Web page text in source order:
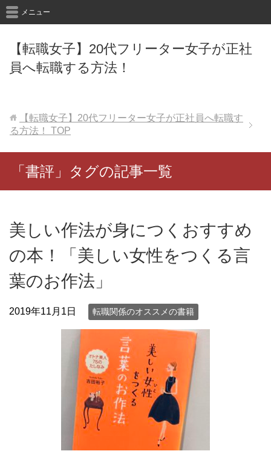
【転職女子】20代フリーター女子が正社
員へ転職する方法！
メニュー
【転職女子】20代フリーター女子が正社員へ転職す
る方法！
TOP
「書評」タグの記事一覧
美しい作法が身につくおすすめ
の本！「美しい女性をつくる言
葉のお作法」
2019年11月1日 転職関係のオススメの書籍